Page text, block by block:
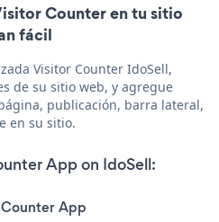
Counter en tu sitio
fácil
Visitor Counter IdoSell,
de su sitio web, y agregue
publicación, barra lateral,
en su sitio.
App on IdoSell:
App